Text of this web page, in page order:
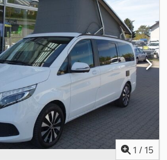
sistema, kruizo kontrolė,
kondicionavimas, oro pagalvė,
durys, suodžių filtras, visų
1 / 15